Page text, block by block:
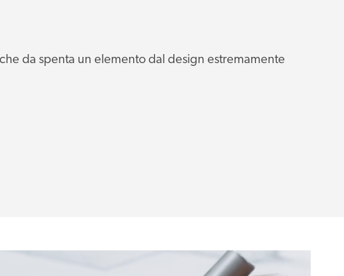
da spenta un elemento dal design estremamente